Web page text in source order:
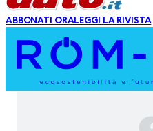
ABBONATI ORALEGGI LA RIVISTA